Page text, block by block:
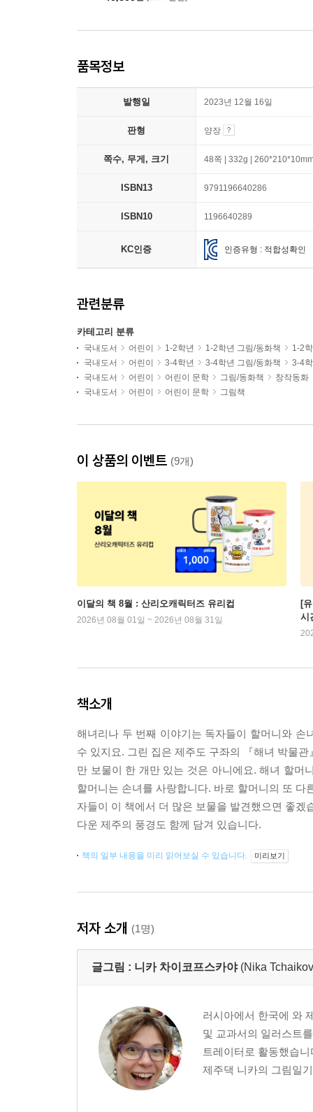
품목정보
발행일 2023년 12월 16일
판형 양장
쪽수, 무게, 크기 48쪽 | 332g |
ISBN13 9791196640286
ISBN10 1196640289
KC인증 인증유형 : 적합성확인
관련분류
카테고리 분류
국내도서 어린이 1-2학년 1-2학년 그림/동화책
1-2
국내도서
어린이 3-4학년 3-4학년 그림/동화책
3-4
국내도서
어린이 어린이 문학 그림/동화책
창작동화
국내도서
어린이 어린이 문학 그림책
이 상품의 이벤트 (9개)
이달의 책 8월 : 산리오캐릭터즈 유리컵
2026년 08월 01일 ~ 2026년 08월 31일
[
시
책소개
해녀리나 두 번째 이야기는 독자들이 할머니와
수 있지요. 그린 집은 제주도 구좌의 『해녀 박물
만 보물이 한 개만 있는 것은 아니에요. 해녀 할머
할머니는 손녀를 사랑합니다. 바로 할머니의 또
자들이 이 책에서 더 많은 보물을 발견했으면 좋
다운 제주의 풍경도 함께 담겨 있습니다.
책의 일부 내용을 미리 읽어보실 수 있습니다. 미리보기
저자 소개 (1명)
글그림 : 니카 차이코프스카야 (Nika
러시아에서 한국에 와
및 교과서의 일러스트
트레이터로 활동했습
제주댁 니카의 그림일